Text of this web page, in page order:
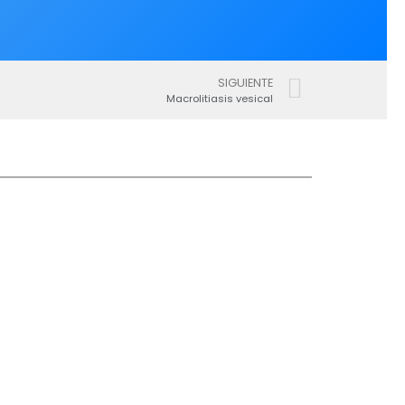
SIGUIENTE
Macrolitiasis vesical